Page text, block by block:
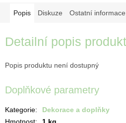
Popis Diskuze Ostatní informace
Detailní popis
Popis produktu není dostupný
Doplňkové parametry
Kategorie:
Dekorace a doplňky